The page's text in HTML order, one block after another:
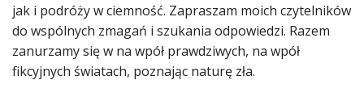
jak i podróży w ciemność. Zapraszam moich czytelników
do wspólnych zmagań i szukania odpowiedzi. Razem
zanurzamy się w na wpół prawdziwych, na wpół
fikcyjnych światach, poznając naturę zła.